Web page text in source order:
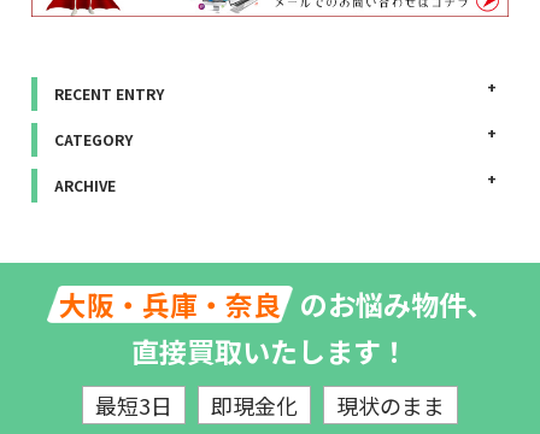
RECENT ENTRY
CATEGORY
ARCHIVE
大阪・兵庫・奈良 のお悩み物件、
直接買取いたします！
最短3日 即現金化 現状のまま